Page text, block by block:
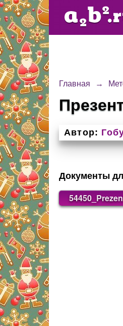
Главная →
Автор:
Документы